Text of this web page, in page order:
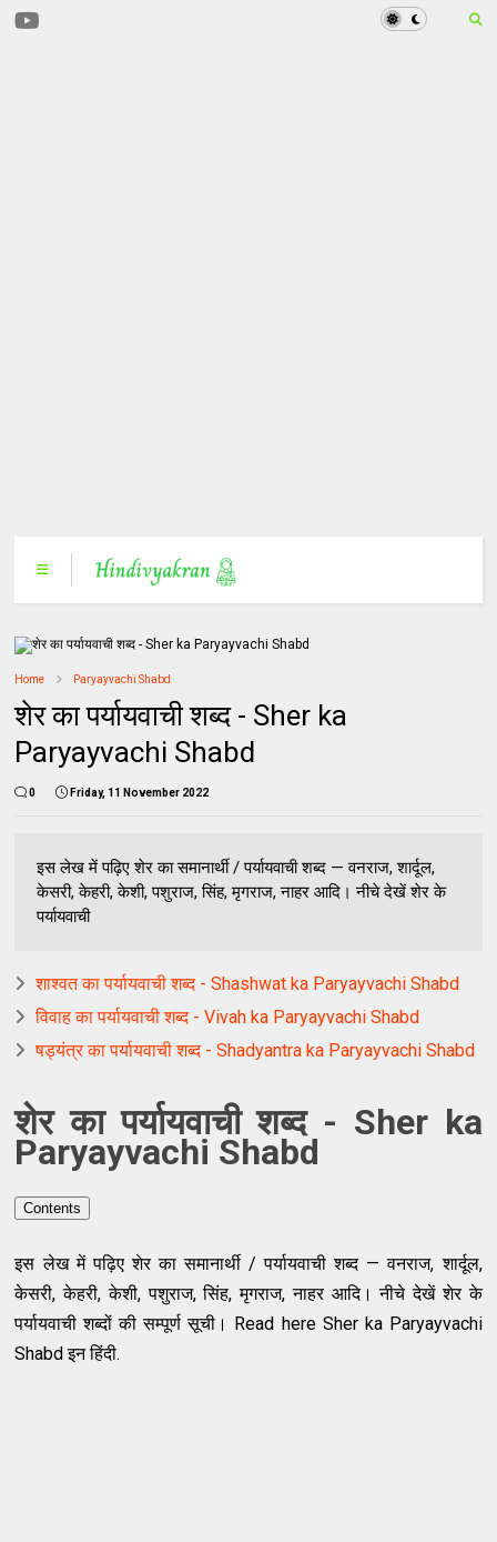
Home Paryayvachi Shabd
शेर का पर्यायवाची शब्द - Sher ka
Paryayvachi Shabd
0 Friday, 11 November 2022
इस लेख में पढ़िए शेर का समानार्थी / पर्यायवाची शब्द — वनराज, शार्दूल,
केसरी, केहरी, केशी, पशुराज, सिंह, मृगराज, नाहर आदि। नीचे देखें शेर के
पर्यायवाची
शाश्वत का पर्यायवाची शब्द - Shashwat ka Paryayvachi Shabd
विवाह का पर्यायवाची शब्द - Vivah ka Paryayvachi Shabd
षड्यंत्र का पर्यायवाची शब्द - Shadyantra ka Paryayvachi Shabd
शेर का पर्यायवाची शब्द - Sher ka
Paryayvachi Shabd
Contents
इस लेख में पढ़िए शेर का समानार्थी / पर्यायवाची शब्द — वनराज, शार्दूल,
केसरी, केहरी, केशी, पशुराज, सिंह, मृगराज, नाहर आदि। नीचे देखें शेर के
पर्यायवाची शब्दों की सम्पूर्ण सूची। Read here Sher ka Paryayvachi
Shabd इन हिंदी.